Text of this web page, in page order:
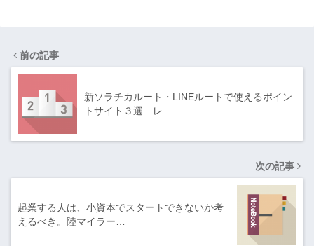
前の記事
新ソラチカルート・LINEルートで使えるポイン
トサイト３選 レ…
次の記事
起業する人は、小資本でスタートできないか考
えるべき。陸マイラー…